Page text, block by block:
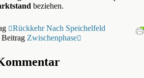
beziehen.
Rückkehr Nach Speichelfeld
Beitrag Zwischenphase